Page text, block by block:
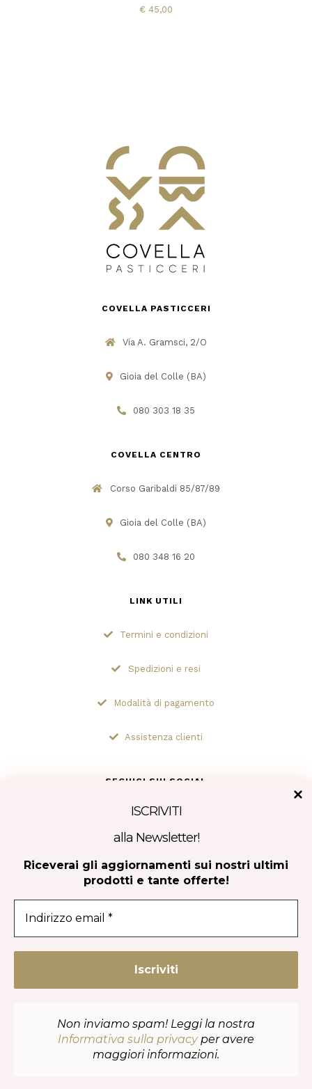
€ 45,00
ISCRIVITI
alla Newsletter!
Riceverai gli aggiornamenti sui nostri ultimi
prodotti e tante offerte!
Non inviamo spam! Leggi la nostra
Informativa sulla privacyper avere
maggiori informazioni.
COVELLA PASTICCERI
Via A. Gramsci, 2/O
Gioia del Colle (BA)
080 303 18 35
COVELLA CENTRO
Corso Garibaldi 85/87/89
Gioia del Colle (BA)
080 348 16 20
LINK UTILI
Termini e condizioni
Spedizioni e resi
Modalità di pagamento
Assistenza clienti
SEGUICI SUI SOCIAL
Tripadvisor
CONTATTACI